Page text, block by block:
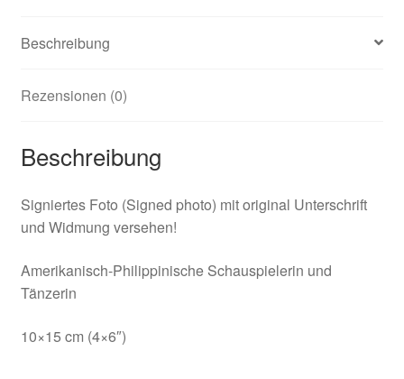
Beschreibung
Rezensionen (0)
Beschreibung
Signiertes Foto (Signed photo) mit original Unterschrift
und Widmung versehen!
Amerikanisch-Philippinische Schauspielerin und
Tänzerin
10×15 cm (4×6″)